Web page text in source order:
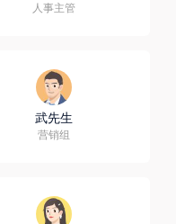
人事主管
武先生
营销组